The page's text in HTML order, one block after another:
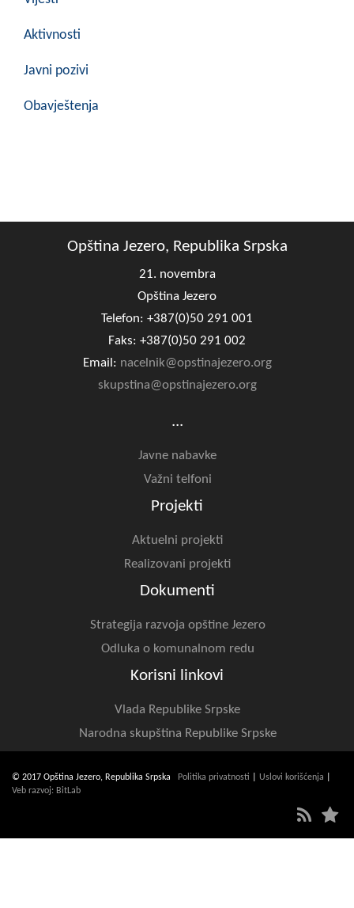
Aktivnosti
Javni pozivi
Obavještenja
Opština Jezero, Republika Srpska
21. novembra
Opština Jezero
Telefon: +387(0)50 291 001
Faks: +387(0)50 291 002
Email: nacelnik@opstinajezero.org
skupstina@opstinajezero.org
...
Javne nabavke
Važni telfoni
Projekti
Aktuelni projekti
Realizovani projekti
Dokumenti
Strategija razvoja opštine Jezero
Odluka o komunalnom redu
Korisni linkovi
Vlada Republike Srpske
Narodna skupština Republike Srpske
© 2017 Opština Jezero, Republika Srpska Politika privatnosti Uslovi korišćenja
Veb razvoj: BitLab